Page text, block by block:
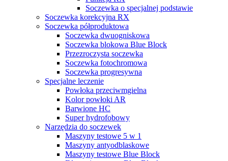
Soczewka o specjalnej podstawie
Soczewka korekcyjna RX
Soczewka półproduktowa
Soczewka dwuogniskowa
Soczewka blokowa Blue Block
Przezroczysta soczewka
Soczewka fotochromowa
Soczewka progresywna
Specjalne leczenie
Powłoka przeciwmgielna
Kolor powłoki AR
Barwione HC
Super hydrofobowy
Narzędzia do soczewek
Maszyny testowe 5 w 1
Maszyny antyodblaskowe
Maszyny testowe Blue Block